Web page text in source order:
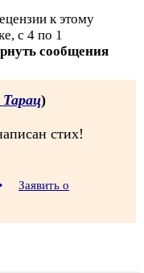
к этому
с 4 по 1
сообщения
)
стих!
•
Заявить о